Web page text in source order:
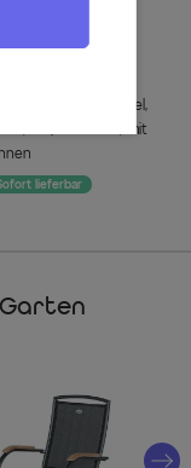
Alu/Textilene, mit
lieferbar